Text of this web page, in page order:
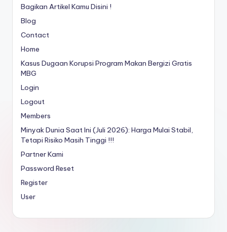
Bagikan Artikel Kamu Disini !
Blog
Contact
Home
Kasus Dugaan Korupsi Program Makan Bergizi Gratis
MBG
Login
Logout
Members
Minyak Dunia Saat Ini (Juli 2026): Harga Mulai Stabil,
Tetapi Risiko Masih Tinggi !!!
Partner Kami
Password Reset
Register
User